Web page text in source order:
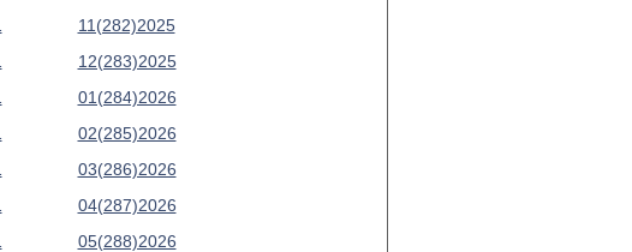
11(282)2025
12(283)2025
01(284)2026
02(285)2026
03(286)2026
04(287)2026
05(288)2026